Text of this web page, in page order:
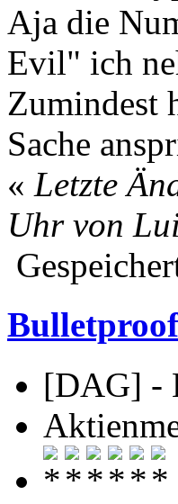
Aja die
Evil" ich
Zumindest
Sache
« Letzte
Uhr von
Bulletproof
[DAG] -